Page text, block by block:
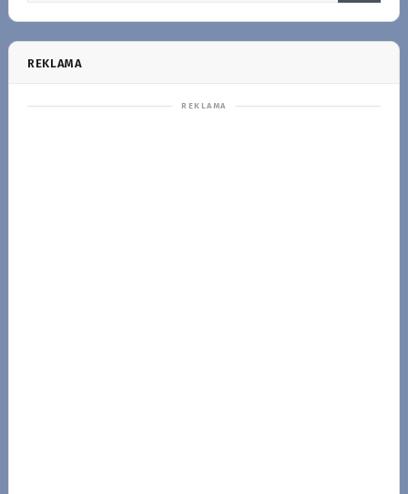
REKLAMA